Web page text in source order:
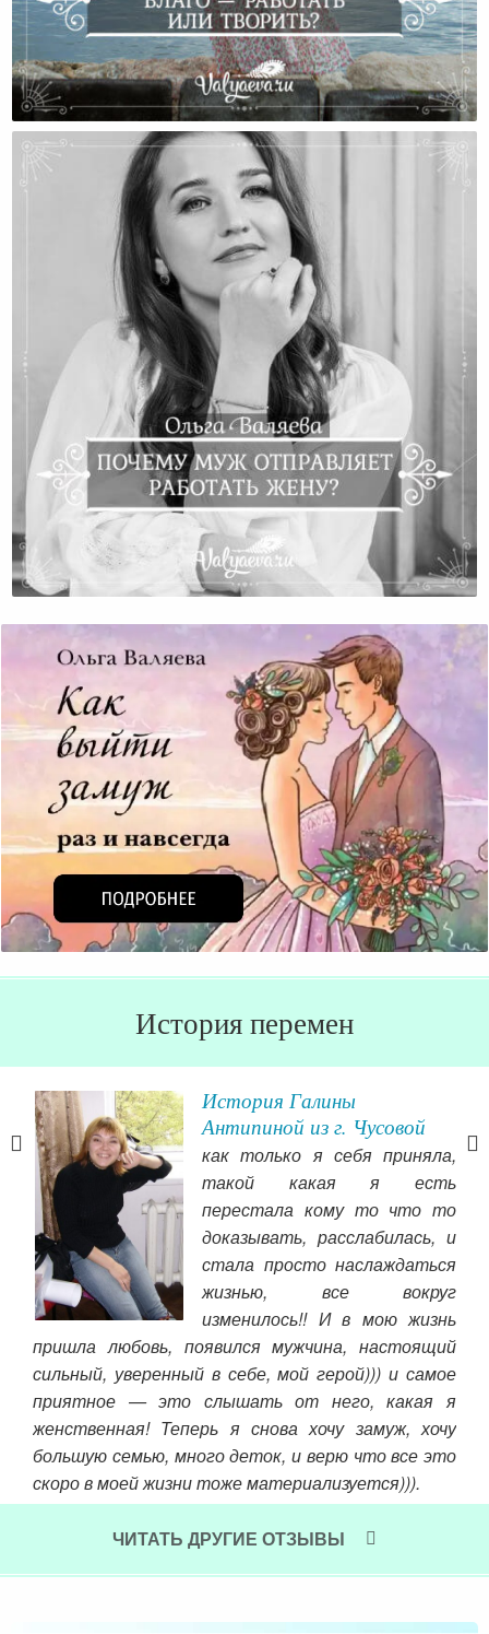
Что Для Женщины Благо — Работать Или Творить?
Почему Муж Отправляет Работать Жену?
История перемен
И
История Галины
Антипиной из г. Чусовой
как только я себя приняла,
такой какая я есть
перестала кому то что то
доказывать, расслабилась, и
стала просто наслаждаться
жизнью, все вокруг
изменилось!! И в мою жизнь
пришла любовь, появился мужчина, настоящий
сильный, уверенный в себе, мой герой))) и самое
приятное — это слышать от него, какая я
женственная! Теперь я снова хочу замуж, хочу
большую семью, много деток, и верю что все это
скоро в моей жизни тоже материализуется))).
Читать далее »ЧИТАТЬ ДРУГИЕ ОТЗЫВЫ